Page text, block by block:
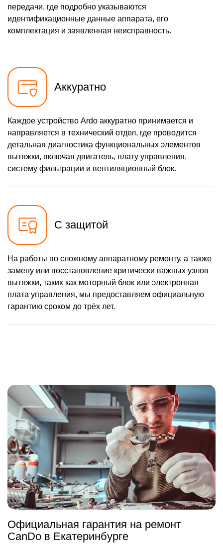
передачи, где подробно указываются
идентификационные данные аппарата, его
комплектация и заявленная неисправность.
Аккуратно
Каждое устройство Ardo аккуратно принимается и
направляется в технический отдел, где проводится
детальная диагностика функциональных элементов
вытяжки, включая двигатель, плату управления,
систему фильтрации и вентиляционный блок.
С защитой
На работы по сложному аппаратному ремонту, а также
замену или восстановление критически важных узлов
вытяжки, таких как моторный блок или электронная
плата управления, мы предоставляем официальную
гарантию сроком до трёх лет.
Официальная гарантия на ремонт
CanDo в Екатеринбурге